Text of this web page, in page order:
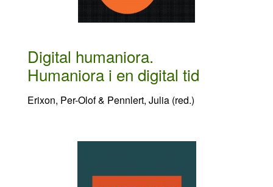
Digital humaniora.
Humaniora i en digital tid
Erixon, Per-Olof & Pennlert, Julia (red.)